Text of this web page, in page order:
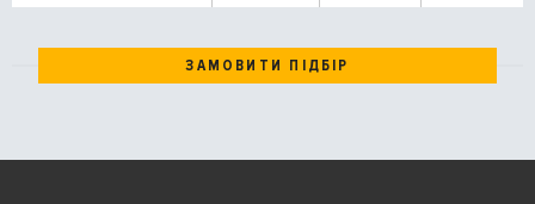
ЗАМОВИТИ ПІДБІР